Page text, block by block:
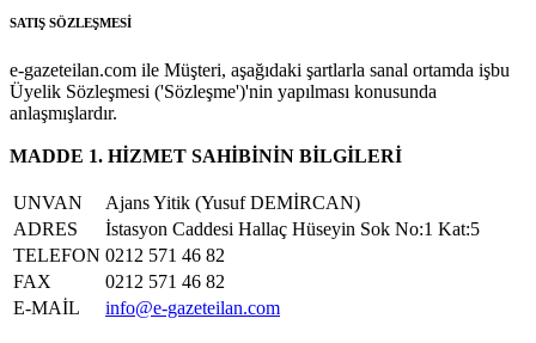
SATIŞ SÖZLEŞMESİ
e-gazeteilan.com ile Müşteri, aşağıdaki şartlarla sanal ortamda işbu
Üyelik Sözleşmesi ('Sözleşme')'nin yapılması konusunda
anlaşmışlardır.
MADDE 1. HİZMET SAHİBİNİN BİLGİLERİ
UNVAN
Ajans Yitik (Yusuf DEMİRCAN)
ADRES
İstasyon Caddesi Hallaç Hüseyin Sok No:1 Kat:5
TELEFON 0212 571 46 82
FAX
0212 571 46 82
E-MAİL
info@e-gazeteilan.com